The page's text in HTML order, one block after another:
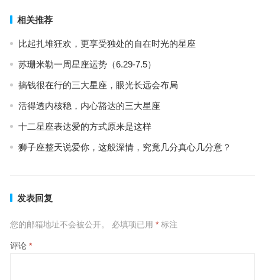
相关推荐
比起扎堆狂欢，更享受独处的自在时光的星座
苏珊米勒一周星座运势（6.29-7.5）
搞钱很在行的三大星座，眼光长远会布局
活得透内核稳，内心豁达的三大星座
十二星座表达爱的方式原来是这样
狮子座整天说爱你，这般深情，究竟几分真心几分意？
发表回复
您的邮箱地址不会被公开。 必填项已用 *标注
评论 *